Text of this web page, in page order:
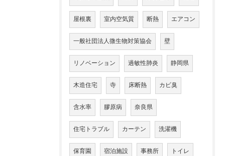
屋根裏 室内空気質 断熱 エアコン
一般社団法人微生物対策協会 壁
リノベーション 過敏性肺炎 静岡県
木造住宅 寺 床断熱 カビ臭
含水率 膠原病 奈良県
住宅トラブル カーテン 洗濯機
保育園 宿泊施設 事務所 トイレ